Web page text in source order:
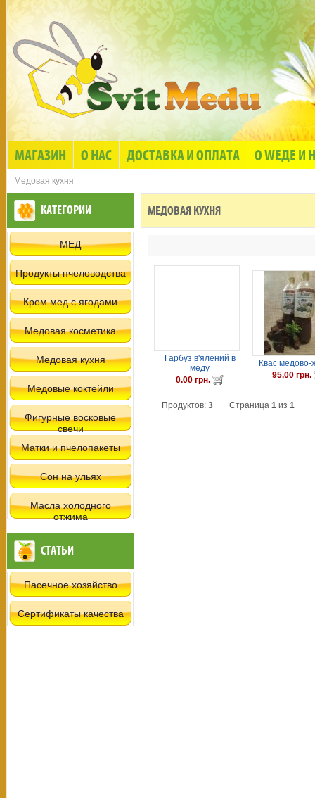
МАГАЗИН О НАС ДОСТАВКА И ОПЛАТА О WЕДЕ И
Медовая кухня
КАТЕГОРИИ
МЕД
Продукты пчеловодства
Крем мед с ягодами
Медовая косметика
Медовая кухня
Медовые коктейли
Фигурные восковые
Матки и пчелопакеты
Сон на ульях
Масла холодного
СТАТЬИ
Пасечное хозяйство
Сертификаты качества
МЕДОВАЯ КУХНЯ
Гарбуз в'ялений в
меду
0.00 грн.
Квас медово-
95.00 грн.
Продуктов: 3 Страница 1 из 1